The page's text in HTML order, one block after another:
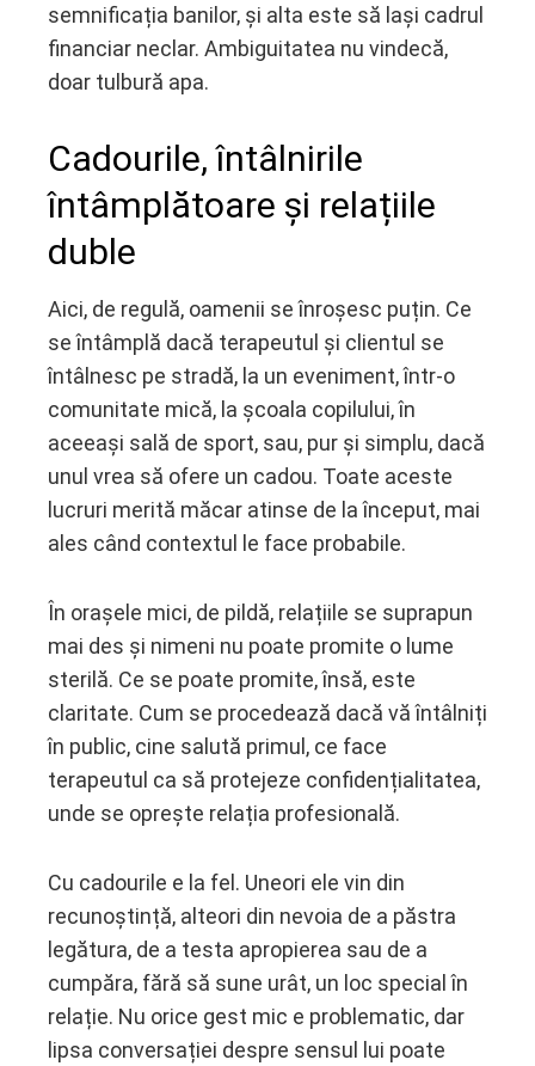
semnificația banilor, și alta este să lași cadrul
financiar neclar. Ambiguitatea nu vindecă,
doar tulbură apa.
Cadourile, întâlnirile
întâmplătoare și relațiile
duble
Aici, de regulă, oamenii se înroșesc puțin. Ce
se întâmplă dacă terapeutul și clientul se
întâlnesc pe stradă, la un eveniment, într-o
comunitate mică, la școala copilului, în
aceeași sală de sport, sau, pur și simplu, dacă
unul vrea să ofere un cadou. Toate aceste
lucruri merită măcar atinse de la început, mai
ales când contextul le face probabile.
În orașele mici, de pildă, relațiile se suprapun
mai des și nimeni nu poate promite o lume
sterilă. Ce se poate promite, însă, este
claritate. Cum se procedează dacă vă întâlniți
în public, cine salută primul, ce face
terapeutul ca să protejeze confidențialitatea,
unde se oprește relația profesională.
Cu cadourile e la fel. Uneori ele vin din
recunoștință, alteori din nevoia de a păstra
legătura, de a testa apropierea sau de a
cumpăra, fără să sune urât, un loc special în
relație. Nu orice gest mic e problematic, dar
lipsa conversației despre sensul lui poate